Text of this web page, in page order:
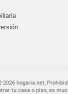
2026 hogaria.net,
tu casa o piso, es